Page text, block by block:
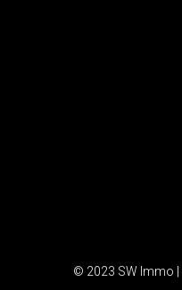
© 2023 SW Immo |